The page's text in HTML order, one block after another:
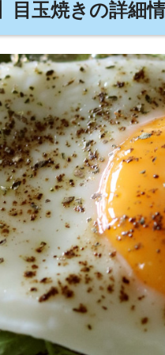
目玉焼きの詳細